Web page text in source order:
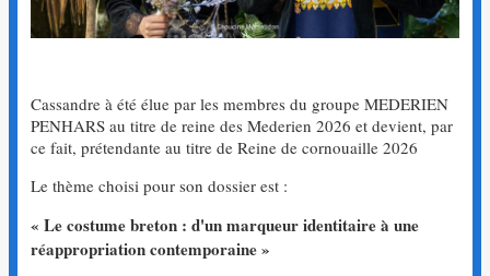
Cassandre à été élue par les membres du groupe MEDERIEN
PENHARS au titre de reine des Mederien 2026 et devient, par
ce fait, prétendante au titre de Reine de cornouaille 2026
Le thème choisi pour son dossier est :
« Le costume breton : d'un marqueur identitaire à une
réappropriation contemporaine »